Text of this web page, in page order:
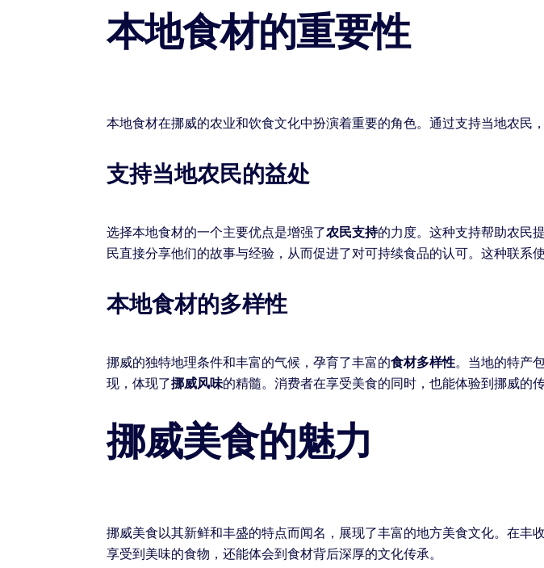
本地食材的重要性
本地食材在挪威的农业和饮食文化中扮演着重要的角色。通过支持当地农民
支持当地农民的益处
选择本地食材的一个主要优点是增强了农民支持的力度。这种支持帮助农民
民直接分享他们的故事与经验，从而促进了对可持续食品的认可。这种联系
本地食材的多样性
挪威的独特地理条件和丰富的气候，孕育了丰富的食材多样性。当地的特产
现，体现了挪威风味的精髓。消费者在享受美食的同时，也能体验到挪威的传
挪威美食的魅力
挪威美食以其新鲜和丰盛的特点而闻名，展现了丰富的地方美食文化。在
享受到美味的食物，还能体会到食材背后深厚的文化传承。